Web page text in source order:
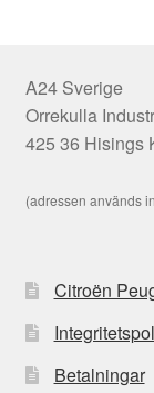
A24 Sverige
Orrekulla
425 36 Hisings
(adressen används
Citroën
Betalningar